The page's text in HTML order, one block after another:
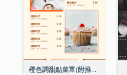
橙色調甜點菜單(附推薦款式圖片)